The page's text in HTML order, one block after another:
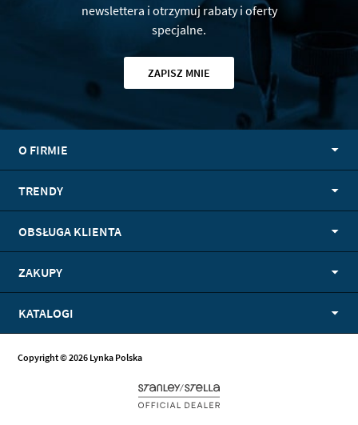
newslettera i otrzymuj rabaty i oferty
specjalne.
ZAPISZ MNIE
O FIRMIE
TRENDY
OBSŁUGA KLIENTA
ZAKUPY
KATALOGI
Copyright © 2026 Lynka Polska